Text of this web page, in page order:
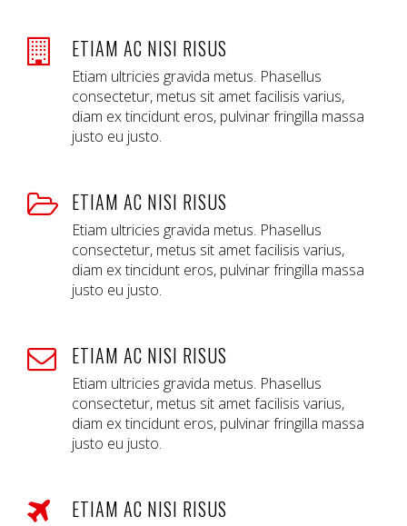
ETIAM AC NISI RISUS
Etiam ultricies gravida metus. Phasellus
consectetur, metus sit amet facilisis varius,
diam ex tincidunt eros, pulvinar fringilla massa
justo eu justo.
ETIAM AC NISI RISUS
Etiam ultricies gravida metus. Phasellus
consectetur, metus sit amet facilisis varius,
diam ex tincidunt eros, pulvinar fringilla massa
justo eu justo.
ETIAM AC NISI RISUS
Etiam ultricies gravida metus. Phasellus
consectetur, metus sit amet facilisis varius,
diam ex tincidunt eros, pulvinar fringilla massa
justo eu justo.
ETIAM AC NISI RISUS